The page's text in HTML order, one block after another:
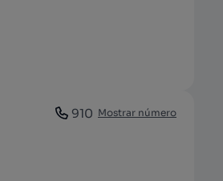
910 Mostrar número